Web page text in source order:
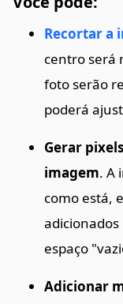
Recortar a
centro será
foto serão
poderá
Gerar
imagem. A
como está,
espaço
Adicionar